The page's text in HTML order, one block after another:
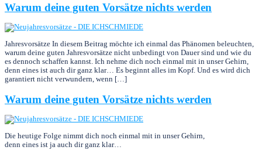
Warum deine guten Vorsätze nichts werden
Jahresvorsätze In diesem Beitrag möchte ich einmal das Phänomen beleuchten,
warum deine guten Jahresvorsätze nicht unbedingt von Dauer sind und wie du
es dennoch schaffen kannst. Ich nehme dich noch einmal mit in unser Gehirn,
denn eines ist auch dir ganz klar… Es beginnt alles im Kopf. Und es wird dich
garantiert nicht verwundern, wenn […]
Warum deine guten Vorsätze nichts werden
Die heutige Folge nimmt dich noch einmal mit in unser Gehirn,
denn eines ist ja auch dir ganz klar…